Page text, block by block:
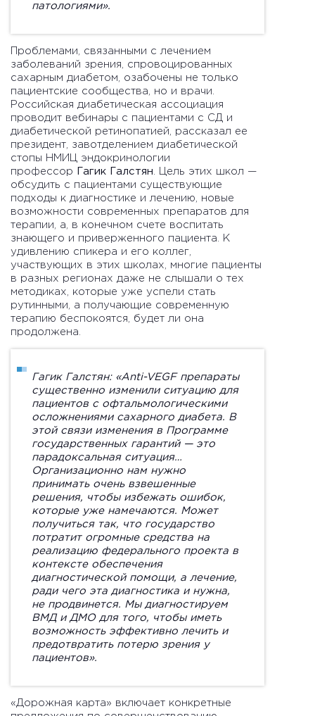
патологиями».
Проблемами, связанными с лечением
заболеваний зрения, спровоцированных
сахарным диабетом, озабочены не только
пациентские сообщества, но и врачи.
Российская диабетическая ассоциация
проводит вебинары с пациентами с СД и
диабетической ретинопатией, рассказал ее
президент, завотделением диабетической
стопы НМИЦ эндокринологии
профессор Гагик Галстян . Цель этих школ —
обсудить с пациентами существующие
подходы к диагностике и лечению, новые
возможности современных препаратов для
терапии, а, в конечном счете воспитать
знающего и приверженного пациента. К
удивлению спикера и его коллег,
участвующих в этих школах, многие пациенты
в разных регионах даже не слышали о тех
методиках, которые уже успели стать
рутинными, а получающие современную
терапию беспокоятся, будет ли она
продолжена.
Гагик Галстян:«Anti-VEGF препараты
существенно изменили ситуацию для
пациентов с офтальмологическими
осложнениями сахарного диабета. В
этой связи изменения в Программе
государственных гарантий — это
парадоксальная ситуация…
Организационно нам нужно
принимать очень взвешенные
решения, чтобы избежать ошибок,
которые уже намечаются. Может
получиться так, что государство
потратит огромные средства на
реализацию федерального проекта в
контексте обеспечения
диагностической помощи, а лечение,
ради чего эта диагностика и нужна,
не продвинется. Мы диагностируем
ВМД и ДМО для того, чтобы иметь
возможность эффективно лечить и
предотвратить потерю зрения у
пациентов».
«Дорожная карта» включает конкретные